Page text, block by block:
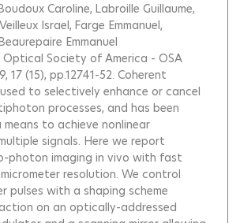
Caroline Labroille Guillaume
Veilleux Israel Farge Emmanuel
Emmanuel
Optical Society of America - OSA
17 (15), pp.12741-52. Coherent
to selectively enhance or cancel
processes, and has been
to achieve nonlinear
signals. Here we report
photon imaging in vivo with fast
resolution. We control
pulses with a shaping scheme
on an optically-addressed